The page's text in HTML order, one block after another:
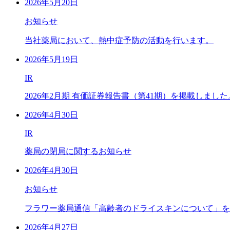
2026年5月20日
お知らせ
当社薬局において、熱中症予防の活動を行います。
2026年5月19日
IR
2026年2月期 有価証券報告書（第41期）を掲載しました
2026年4月30日
IR
薬局の閉局に関するお知らせ
2026年4月30日
お知らせ
フラワー薬局通信「高齢者のドライスキンについて」を
2026年4月27日